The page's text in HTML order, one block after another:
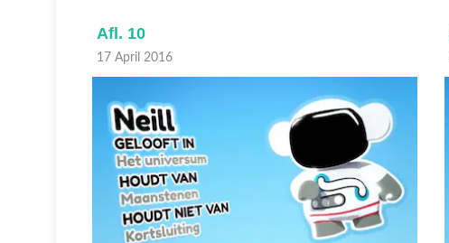
Afl. 10
17 April 2016